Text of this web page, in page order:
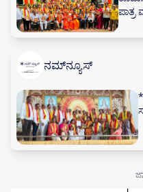
ಪಾತ್ರ
ನಮ್‌ನ್ಯೂಸ್